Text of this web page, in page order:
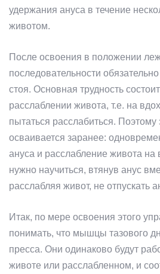
удержания ануса в течение
животом.
После освоения в положении
последовательности
стоя. Основная трудность
расслаблении живота, т.е. на
пытаться расслабиться. Поэтому
осваивается заранее:
ануса и расслабление живота
нужно научиться, втянув анус
расслабляя живот, не отпускать
Итак, по мере освоения этого
понимать, что мышцы тазового
пресса. Они одинаково будут
животе или расслабленном, и